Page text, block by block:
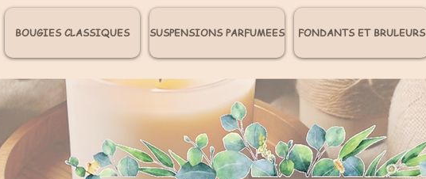
BOUGIES CLASSIQUES SUSPENSIONS PARFUMEES FONDANTS ET BRULEURS